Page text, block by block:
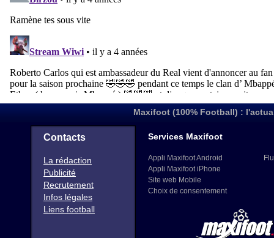
Maxifoot (100% Football) :
Contacts
La rédaction
Publicité
Recrutement
Infos légales
Liens football
Services Maxifoot
Appli Maxifoot Android
Appli Maxifoot iPhone
Site web Mobile
Choix de consentement